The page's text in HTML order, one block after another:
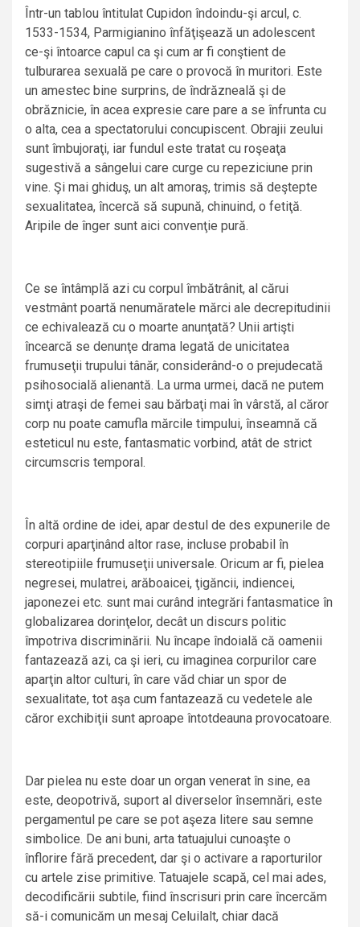
Într-un tablou întitulat Cupidon îndoindu-şi arcul, c.
1533-1534, Parmigianino înfăţişează un adolescent
ce-şi întoarce capul ca şi cum ar fi conştient de
tulburarea sexuală pe care o provocă în muritori. Este
un amestec bine surprins, de îndrăzneală şi de
obrăznicie, în acea expresie care pare a se înfrunta cu
o alta, cea a spectatorului concupiscent. Obrajii zeului
sunt îmbujoraţi, iar fundul este tratat cu roşeaţa
sugestivă a sângelui care curge cu repeziciune prin
vine. Şi mai ghiduş, un alt amoraş, trimis să deştepte
sexualitatea, încercă să supună, chinuind, o fetiţă.
Aripile de înger sunt aici convenţie pură.
Ce se întâmplă azi cu corpul îmbătrânit, al cărui
vestmânt poartă nenumăratele mărci ale decrepitudinii
ce echivalează cu o moarte anunţată? Unii artişti
încearcă se denunţe drama legată de unicitatea
frumuseţii trupului tânăr, considerând-o o prejudecată
psihosocială alienantă. La urma urmei, dacă ne putem
simţi atraşi de femei sau bărbaţi mai în vârstă, al căror
corp nu poate camufla mărcile timpului, înseamnă că
esteticul nu este, fantasmatic vorbind, atât de strict
circumscris temporal.
În altă ordine de idei, apar destul de des expunerile de
corpuri aparţinând altor rase, incluse probabil în
stereotipiile frumuseţii universale. Oricum ar fi, pielea
negresei, mulatrei, arăboaicei, ţigăncii, indiencei,
japonezei etc. sunt mai curând integrări fantasmatice în
globalizarea dorinţelor, decât un discurs politic
împotriva discriminării. Nu încape îndoială că oamenii
fantazează azi, ca şi ieri, cu imaginea corpurilor care
aparţin altor culturi, în care văd chiar un spor de
sexualitate, tot aşa cum fantazează cu vedetele ale
căror exchibiţii sunt aproape întotdeauna provocatoare.
Dar pielea nu este doar un organ venerat în sine, ea
este, deopotrivă, suport al diverselor însemnări, este
pergamentul pe care se pot aşeza litere sau semne
simbolice. De ani buni, arta tatuajului cunoaşte o
înflorire fără precedent, dar şi o activare a raporturilor
cu artele zise primitive. Tatuajele scapă, cel mai ades,
decodificării subtile, fiind înscrisuri prin care încercăm
să-i comunicăm un mesaj Celuilalt, chiar dacă